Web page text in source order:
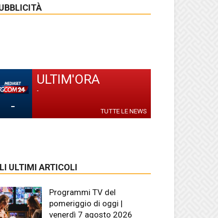
-
ULTIM'ORA
-
TUTTE LE NEWS
ULTIMI ARTICOLI
Programmi TV del
pomeriggio di oggi |
venerdì 7 agosto 2026